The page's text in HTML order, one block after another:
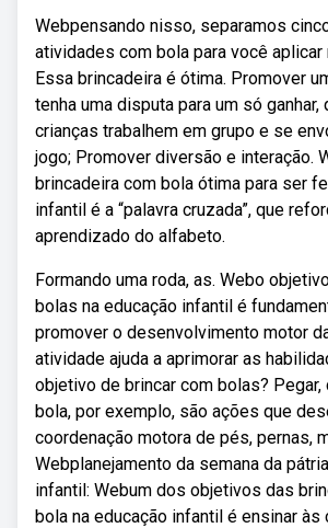
Webpensando nisso, separamos
atividades com bola para você aplicar
Essa brincadeira é ótima. Promover
tenha uma disputa para um só ganhar,
crianças trabalhem em grupo e se
jogo; Promover diversão e interação.
brincadeira com bola ótima para ser
infantil é a “palavra cruzada”, que
aprendizado do alfabeto.
Formando uma roda, as. Webo
bolas na educação infantil é
promover o desenvolvimento motor
atividade ajuda a aprimorar as
objetivo de brincar com bolas? Pegar,
bola, por exemplo, são ações que
coordenação motora de pés, pernas,
Webplanejamento da semana da
infantil: Webum dos objetivos das
bola na educação infantil é ensinar às